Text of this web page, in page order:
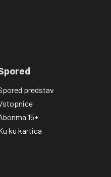
predstav
15+
ku kartica